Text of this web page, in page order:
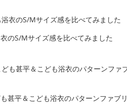
のS/Mサイズ感を比べてみました
甚平＆こども浴衣のパターンファブリ